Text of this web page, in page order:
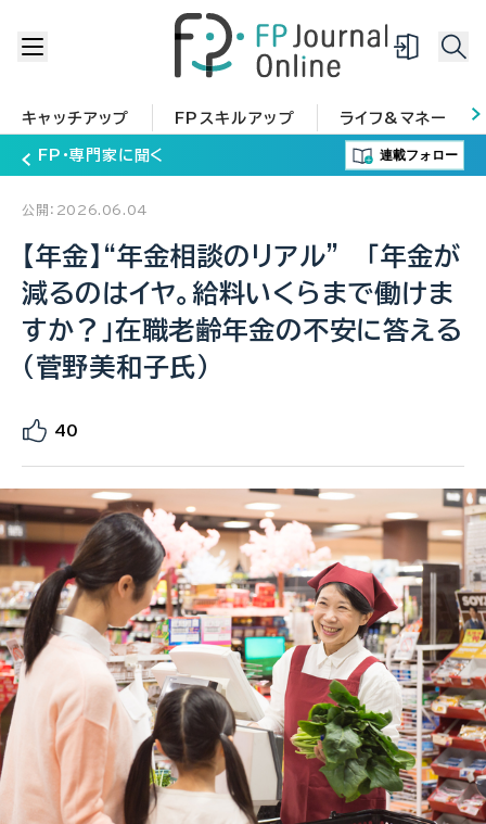
キャッチアップ FPスキルアップ ライフ&マネー
FP・専門家に聞く 連載フォロー
公開：2026.06.04
【年金】“年金相談のリアル” 「年金が
減るのはイヤ。給料いくらまで働けま
すか？」在職老齢年金の不安に答える
（菅野美和子氏）
40